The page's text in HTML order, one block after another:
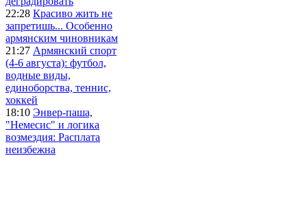
22:28 Красиво жить не
запретишь... Особенно
армянским чиновникам
21:27 Армянский спорт
(4-6 августа): футбол,
водные виды,
единоборства, теннис,
хоккей
18:10 Энвер-паша,
"Немесис" и логика
возмездия: Расплата
неизбежна